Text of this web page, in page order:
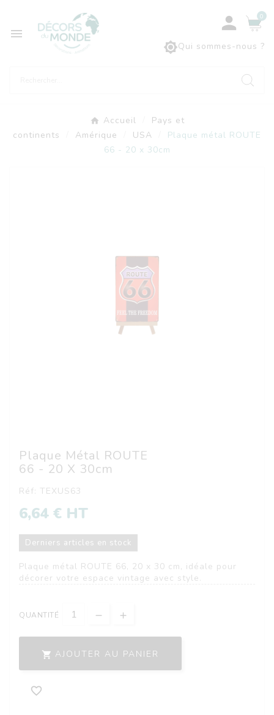

Qui sommes-nous ?
 0
Accueil
Pays et
continents
Amérique USA
Plaque métal ROUTE
66 - 20 x 30cm
Plaque Métal ROUTE
66 - 20 X 30cm
Réf: TEXUS63
6,64 € HT
Derniers articles en stock
Plaque métal ROUTE 66, 20 x 30 cm, idéale pour
décorer votre espace vintage avec style.
QUANTITÉ
 AJOUTER AU PANIER
